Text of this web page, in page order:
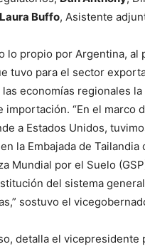
Laura Buffo, Asistente
lo propio por Argentina, al
tuvo para el sector
las economías regionales
importación. “En el marco
a Estados Unidos,
la Embajada de Tailandia
Mundial por el Suelo
del sistema
sostuvo el
detalla el vicepresidente